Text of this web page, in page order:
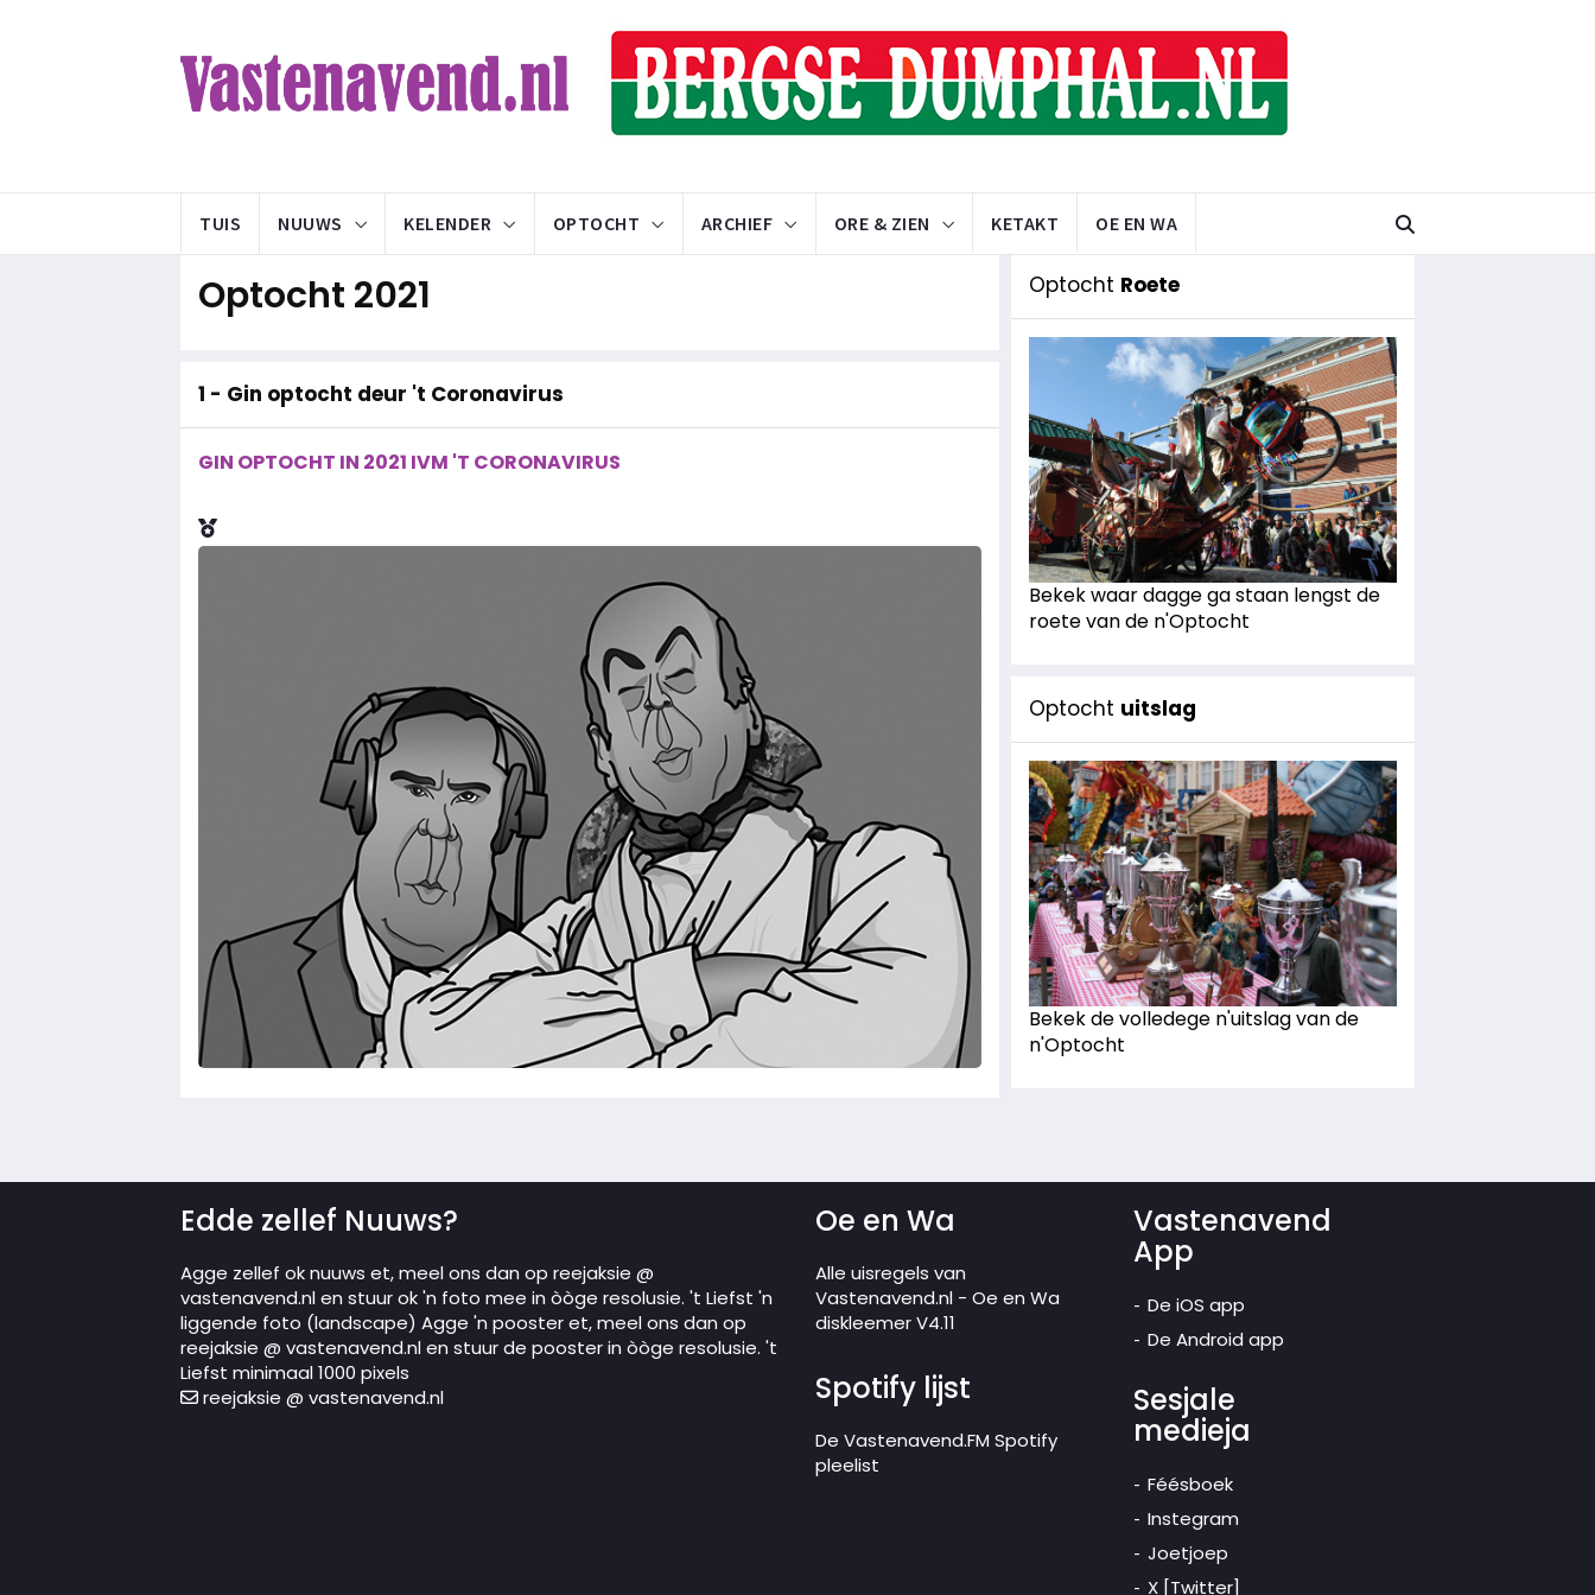
TUIS NUUWS KELENDER OPTOCHT ARCHIEF ORE & ZIEN KETAKT OE EN WA
Optocht 2021
1 - Gin optocht deur 't Coronavirus
GIN OPTOCHT IN 2021 IVM 'T CORONAVIRUS
Optocht Roete
Bekek waar dagge ga staan lengst de
roete van de n'Optocht
Optocht uitslag
Bekek de volledege n'uitslag van de
n'Optocht
Edde zellef Nuuws?
Agge zellef ok nuuws et, meel ons dan op reejaksie @
vastenavend.nl en stuur ok 'n foto mee in òòge resolusie. 't Liefst 'n
liggende foto (landscape) Agge 'n pooster et, meel ons dan op
reejaksie @ vastenavend.nl en stuur de pooster in òòge resolusie. 't
Liefst minimaal 1000 pixels
reejaksie @ vastenavend.nl
Oe en Wa
Alle uisregels van
Vastenavend.nl - Oe en Wa
diskleemer V4.11
Spotify lijst
De Vastenavend.FM Spotify
pleelist
Vastenavend
App
De iOS app
De Android app
Sesjale
medieja
Féésboek
Instegram
Joetjoep
X [Twitter]